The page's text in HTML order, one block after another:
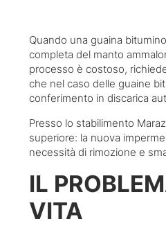
Quando una guaina
completa del manto
processo è costoso,
che nel caso delle guaine
conferimento in discarica
Presso lo stabilimento
superiore: la nuova
necessità di rimozione e
IL
VITA